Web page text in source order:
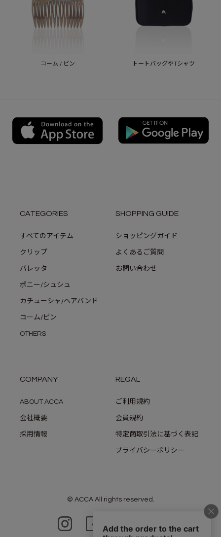
コーム / ピン トートバッグやTシャツ
CATEGORIES
すべてのアイテム
クリップ
バレッタ
ポニー/シュシュ
カチューシャ/ヘアバンド
コーム/ピン
OTHERS
SHOPPING GUIDE
ショッピングガイド
よくあるご質問
お問い合わせ
COMPANY
ABOUT ACCA
会社概要
採用情報
REGAL
ご利用規約
会員規約
特定商取引法に基づく表記
プライバシーポリシー
© ACCA All rights reserved.